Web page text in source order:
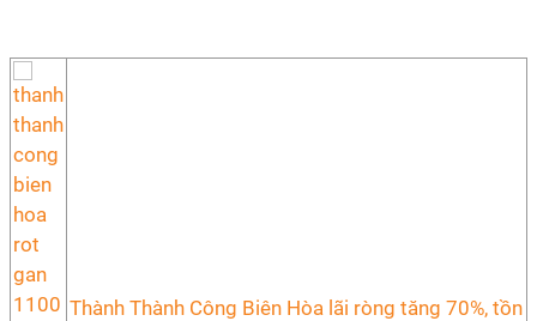
Thành Thành Công Biên Hòa lãi ròng tăng 70%, tồn